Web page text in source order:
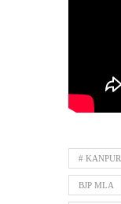
# KANPUR
BJP MLA